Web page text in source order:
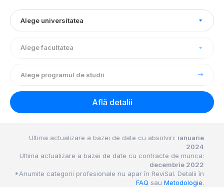
Alege universitatea
Alege facultatea
Alege programul de studii
Află detalii
Ultima actualizare a bazei de date cu absolviri: ianuarie
2024
Ultima actualizare a bazei de date cu contracte de munca:
decembrie 2022
*Anumite categorii profesionale nu apar în ReviSal. Detalii în
FAQ sau Metodologie.